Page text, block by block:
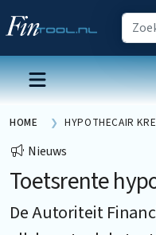
HOME HYPOTHECAIR
Nieuws
Toetsrente
De Autoriteit